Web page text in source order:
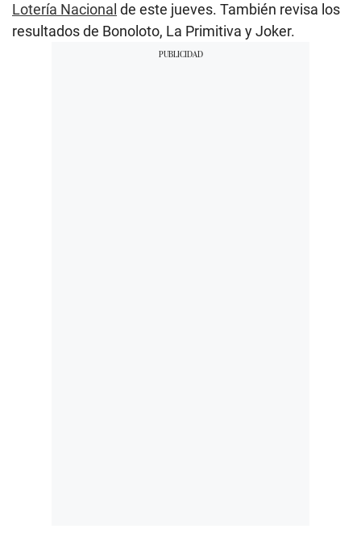
Lotería Nacional de este jueves. También revisa los
resultados de Bonoloto, La Primitiva y Joker.